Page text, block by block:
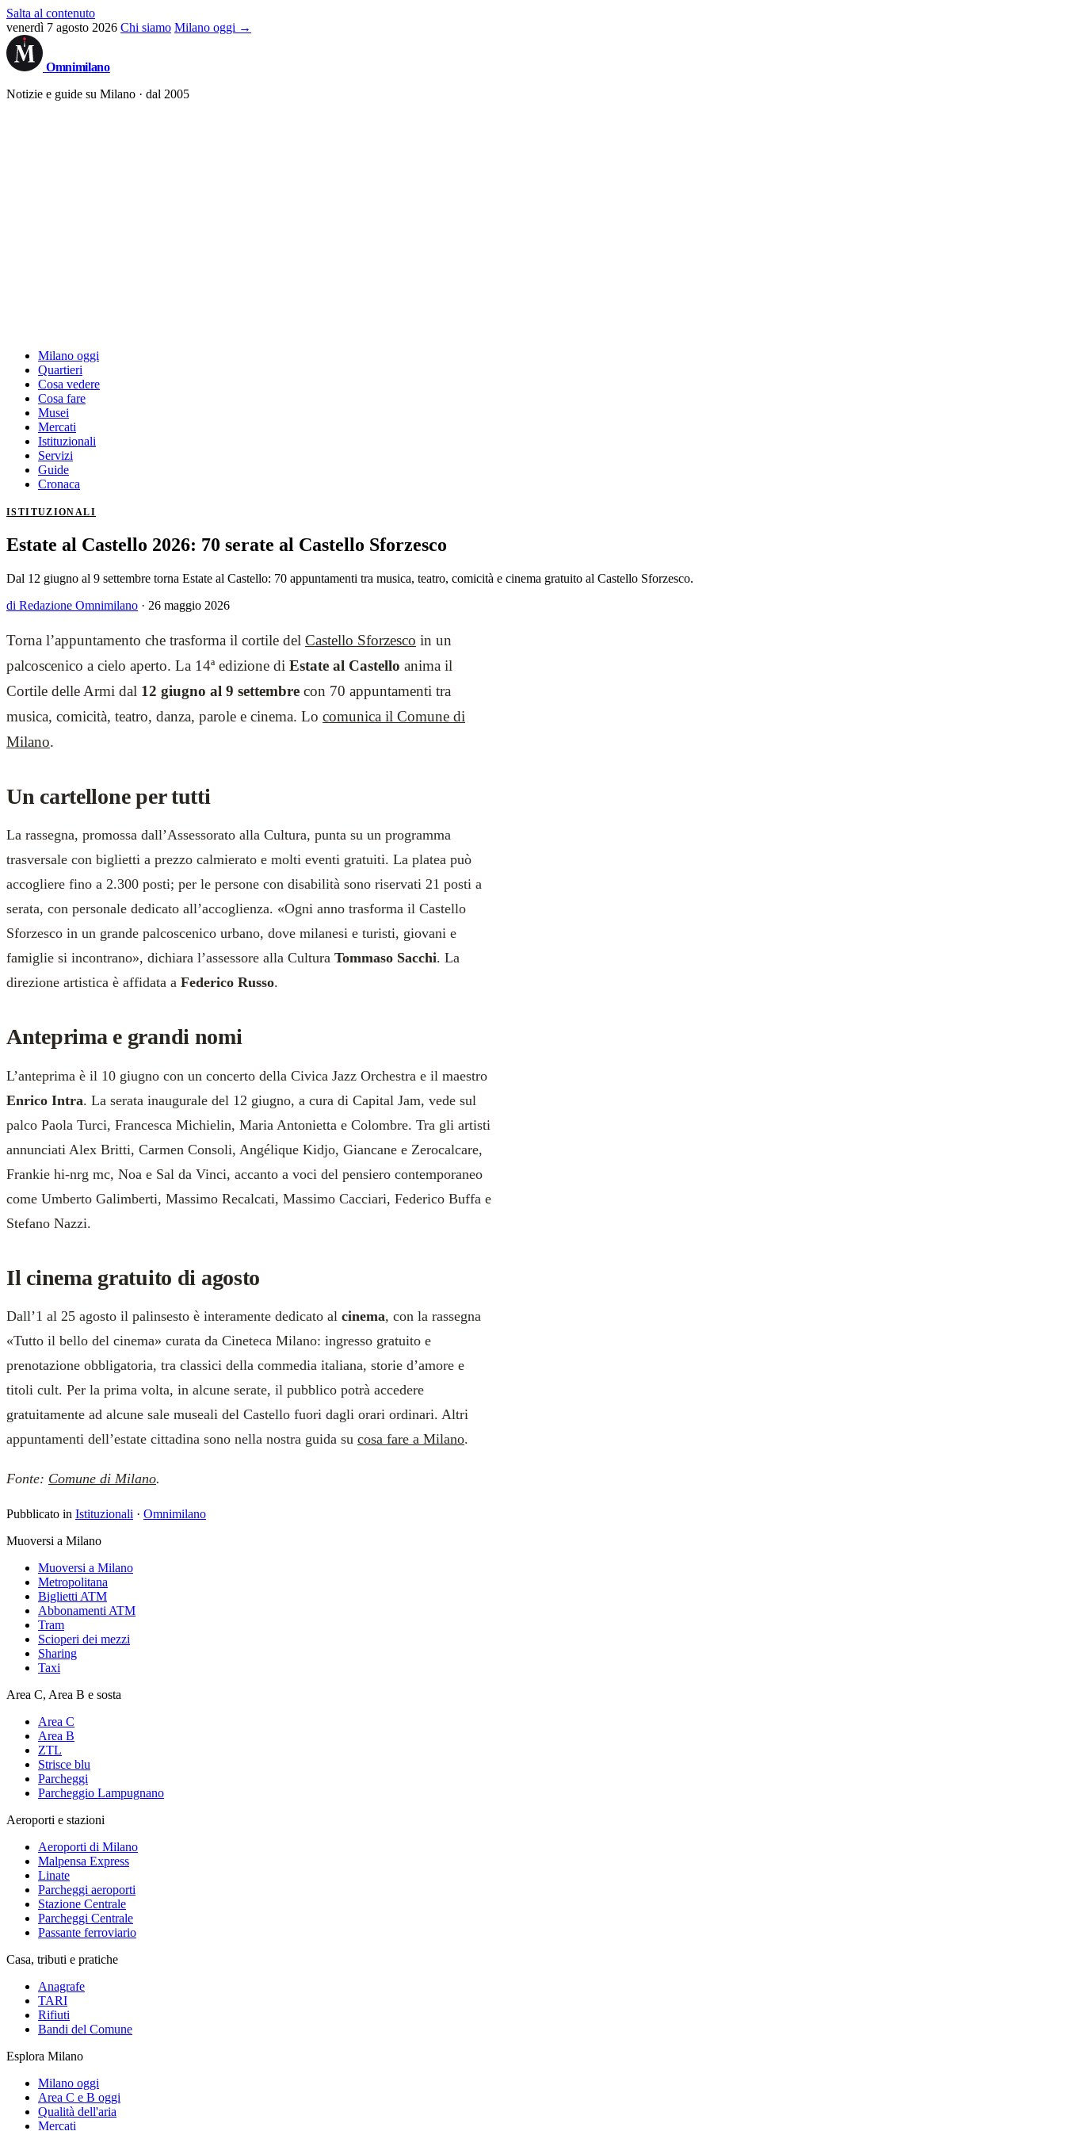
Salta al contenuto
venerdì 7 agosto 2026 Chi siamo Milano oggi →
Omnimilano
Notizie e guide su Milano · dal 2005
Milano oggi
Quartieri
Cosa vedere
Cosa fare
Musei
Mercati
Istituzionali
Servizi
Guide
Cronaca
ISTITUZIONALI
Estate al Castello 2026: 70 serate al Castello Sforzesco
Dal 12 giugno al 9 settembre torna Estate al Castello: 70 appuntamenti tra musica, teatro, comicità e cinema gratuito al Castello Sforzesco.
di Redazione Omnimilano · 26 maggio 2026
Torna l’appuntamento che trasforma il cortile del Castello Sforzesco in un
palcoscenico a cielo aperto. La 14ª edizione di Estate al Castello anima il
Cortile delle Armi dal 12 giugno al 9 settembre con 70 appuntamenti tra
musica, comicità, teatro, danza, parole e cinema. Lo comunica il Comune di
Milano.
Un cartellone per tutti
La rassegna, promossa dall’Assessorato alla Cultura, punta su un programma
trasversale con biglietti a prezzo calmierato e molti eventi gratuiti. La platea può
accogliere fino a 2.300 posti; per le persone con disabilità sono riservati 21 posti a
serata, con personale dedicato all’accoglienza. «Ogni anno trasforma il Castello
Sforzesco in un grande palcoscenico urbano, dove milanesi e turisti, giovani e
famiglie si incontrano», dichiara l’assessore alla Cultura Tommaso Sacchi. La
direzione artistica è affidata a Federico Russo.
Anteprima e grandi nomi
L’anteprima è il 10 giugno con un concerto della Civica Jazz Orchestra e il maestro
Enrico Intra. La serata inaugurale del 12 giugno, a cura di Capital Jam, vede sul
palco Paola Turci, Francesca Michielin, Maria Antonietta e Colombre. Tra gli artisti
annunciati Alex Britti, Carmen Consoli, Angélique Kidjo, Giancane e Zerocalcare,
Frankie hi-nrg mc, Noa e Sal da Vinci, accanto a voci del pensiero contemporaneo
come Umberto Galimberti, Massimo Recalcati, Massimo Cacciari, Federico Buffa e
Stefano Nazzi.
Il cinema gratuito di agosto
Dall’1 al 25 agosto il palinsesto è interamente dedicato al cinema, con la rassegna
«Tutto il bello del cinema» curata da Cineteca Milano: ingresso gratuito e
prenotazione obbligatoria, tra classici della commedia italiana, storie d’amore e
titoli cult. Per la prima volta, in alcune serate, il pubblico potrà accedere
gratuitamente ad alcune sale museali del Castello fuori dagli orari ordinari. Altri
appuntamenti dell’estate cittadina sono nella nostra guida su cosa fare a Milano.
Fonte: Comune di Milano.
Pubblicato in Istituzionali · Omnimilano
Muoversi a Milano
Muoversi a Milano
Metropolitana
Biglietti ATM
Abbonamenti ATM
Tram
Scioperi dei mezzi
Sharing
Taxi
Area C, Area B e sosta
Area C
Area B
ZTL
Strisce blu
Parcheggi
Parcheggio Lampugnano
Aeroporti e stazioni
Aeroporti di Milano
Malpensa Express
Linate
Parcheggi aeroporti
Stazione Centrale
Parcheggi Centrale
Passante ferroviario
Casa, tributi e pratiche
Anagrafe
TARI
Rifiuti
Bandi del Comune
Esplora Milano
Milano oggi
Area C e B oggi
Qualità dell'aria
Mercati